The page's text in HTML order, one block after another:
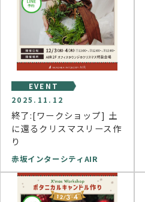
EVENT
2025.11.12
終了:[ワークショップ] 土
に還るクリスマスリース作
り
赤坂インターシティAIR